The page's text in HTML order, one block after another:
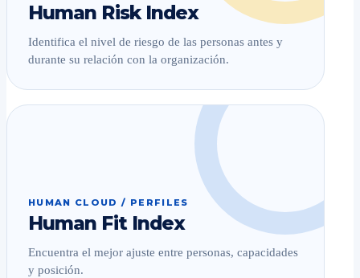
Human Risk Index
Identifica el nivel de riesgo de las personas antes y
durante su relación con la organización.
HUMAN CLOUD / PERFILES
Human Fit Index
Encuentra el mejor ajuste entre personas, capacidades
y posición.